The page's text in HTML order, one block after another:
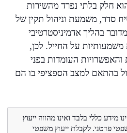
חלק בלתי נפרד מהשירות
סדר, משמעת וניהול תקין של
בהליך אדמיניסטרטיבי
משמעותיות על החייל. לכן,
והאפשרויות העומדות בפני
בהתאם למצב הספציפי בו הם
מידע כללי בלבד ואינו מהווה ייעוץ
פרטני. לקבלת ייעוץ משפטי